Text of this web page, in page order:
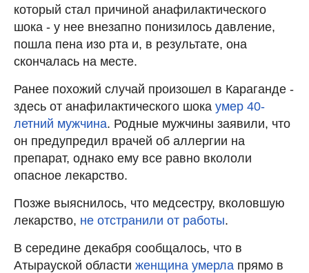
который стал причиной анафилактического
шока - у нее внезапно понизилось давление,
пошла пена изо рта и, в результате, она
скончалась на месте.
Ранее похожий случай произошел в Караганде -
здесь от анафилактического шока умер 40-
летний мужчина. Родные мужчины заявили, что
он предупредил врачей об аллергии на
препарат, однако ему все равно вкололи
опасное лекарство.
Позже выяснилось, что медсестру, вколовшую
лекарство, не отстранили от работы.
В середине декабря сообщалось, что в
Атырауской области женщина умерла прямо в